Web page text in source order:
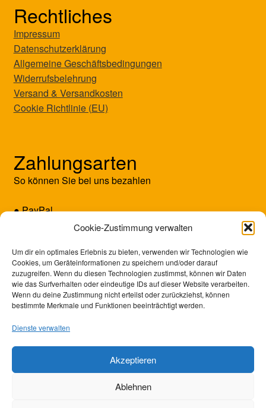
Cookie-Zustimmung verwalten
Um dir ein optimales Erlebnis zu bieten, verwenden wir Technologien wie
Cookies, um Geräteinformationen zu speichern und/oder darauf
zuzugreifen. Wenn du diesen Technologien zustimmst, können wir Daten
wie das Surfverhalten oder eindeutige IDs auf dieser Website verarbeiten.
Wenn du deine Zustimmung nicht erteilst oder zurückziehst, können
bestimmte Merkmale und Funktionen beeinträchtigt werden.
Dienste verwalten
Akzeptieren
Ablehnen
Rechtliches
Impressum
Datenschutzerklärung
Allgemeine Geschäftsbedingungen
Widerrufsbelehrung
Versand & Versandkosten
Cookie Richtlinie (EU)
Zahlungsarten
So können Sie bei uns bezahlen
● PayPal
● Kreditkarte (Mastercard/Visa)
© SUNRISE GAMES 2026
Erstellt mit WooCommerce